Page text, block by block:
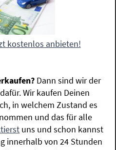
kostenlos anbieten!
Dann sind wir der
Wir kaufen Deinen
in welchem Zustand es
und das für alle
uns und schon kannst
innerhalb von 24 Stunden